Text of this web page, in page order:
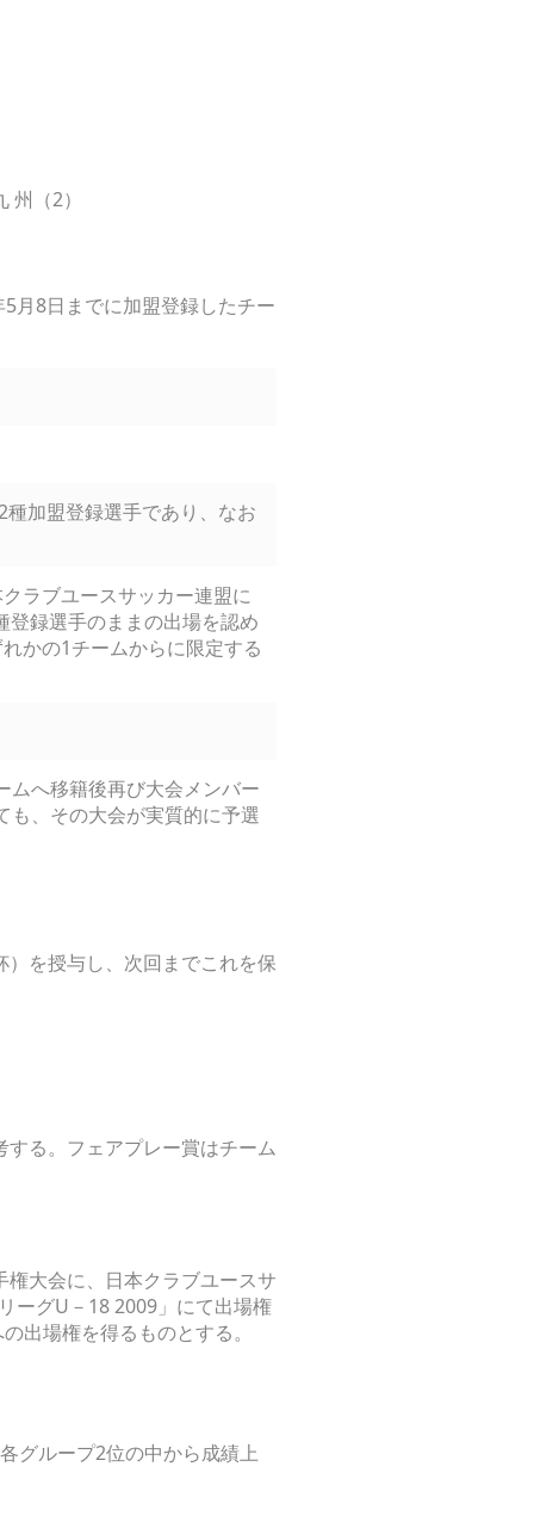
（2）
月8日までに加盟登録したチー
加盟登録選手であり、なお
ラブユースサッカー連盟に
録選手のままの出場を認め
かの1チームからに限定する
ムへ移籍後再び大会メンバー
も、その大会が実質的に予選
を授与し、次回までこれを保
る。フェアプレー賞はチーム
大会に、日本クラブユースサ
ーグU－18 2009」にて出場権
出場権を得るものとする。
グループ2位の中から成績上